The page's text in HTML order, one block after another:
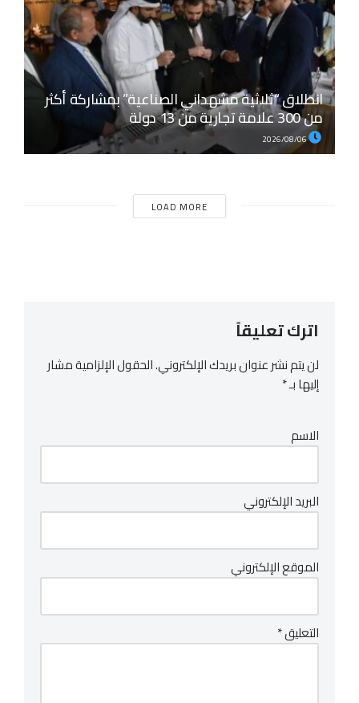
انطلاق “ثلاثية مشهداني الصناعية” بمشاركة أكثر
من 300 علامة تجارية من 13 دولة
2026/08/06
LOAD MORE
اترك تعليقاً
لن يتم نشر عنوان بريدك الإلكتروني.الحقول الإلزامية مشار
إليها بـ*
الاسم
البريد الإلكتروني
الموقع الإلكتروني
التعليق*